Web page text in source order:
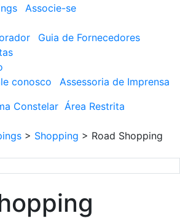
Associe-se
Guia de Fornecedores
conosco
Assessoria de Imprensa
Constelar Área Restrita
> Shopping > Road Shopping